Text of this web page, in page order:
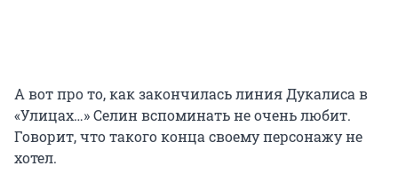
А вот про то, как закончилась линия Дукалиса в
«Улицах…» Селин вспоминать не очень любит.
Говорит, что такого конца своему персонажу не
хотел.